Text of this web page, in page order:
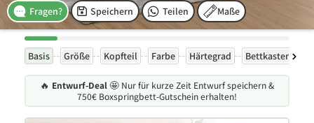
Fragen? Maße
Speichern Teilen
Basis Größe Kopfteil Farbe Härtegrad Bettkasten
🔥 Entwurf-Deal🤩 Nur für kurze Zeit Entwurf speichern &
750€ Boxspringbett-Gutschein erhalten!